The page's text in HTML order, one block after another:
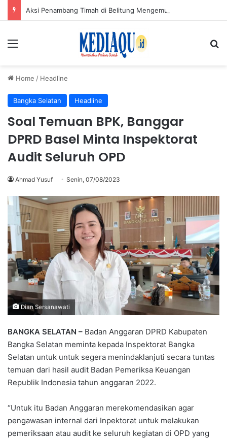
Menu
Home / Headline
Bangka Selatan Headline
Soal Temuan BPK, Banggar
DPRD Basel Minta Inspektorat
Audit Seluruh OPD
Ahmad Yusuf Senin, 07/08/2023
Dian Sersanawati
BANGKA SELATAN – Badan Anggaran DPRD Kabupaten
Bangka Selatan meminta kepada Inspektorat Bangka
Selatan untuk untuk segera menindaklanjuti secara tuntas
temuan dari hasil audit Badan Pemeriksa Keuangan
Republik Indonesia tahun anggaran 2022.
“Untuk itu Badan Anggaran merekomendasikan agar
pengawasan internal dari Inpektorat untuk melakukan
pemeriksaan atau audit ke seluruh kegiatan di OPD yang